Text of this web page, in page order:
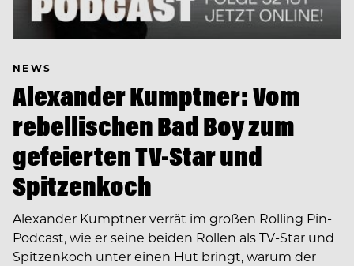
NEWS
Alexander Kumptner: Vom
rebellischen Bad Boy zum
gefeierten TV-Star und
Spitzenkoch
Alexander Kumptner verrät im großen Rolling Pin-
Podcast, wie er seine beiden Rollen als TV-Star und
Spitzenkoch unter einen Hut bringt, warum der